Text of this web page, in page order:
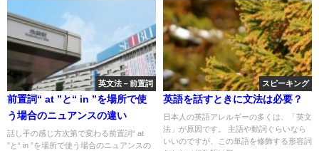
英文法－前置詞
前置詞“ at ”と“ in ”を場所で使
う場合のニュアンスの違い
話し手の感じ方次第で変わる前置詞“ at
”と“ in ”を場所で使う場合のニュアンスの
スピーキング
英語を話すときに文法は必要？
日本人の英語アレルギーの多くは、「英文
法」が原因です。 主語や動詞ぐらいなら
いいのですが、この単語を修飾する形容詞